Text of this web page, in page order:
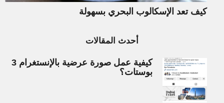
كيف تعد الإسكالوب البحري بسهولة
أحدث المقالات
كيفية عمل صورة عرضية بالإنستغرام 3
بوستات؟